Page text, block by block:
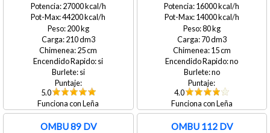
27000
44200
200
210
25
si
si
5.0
Leña
16000
14000
80
70
15
no
no
4.0
Leña
OMBU 89 DV OMBU 112 DV